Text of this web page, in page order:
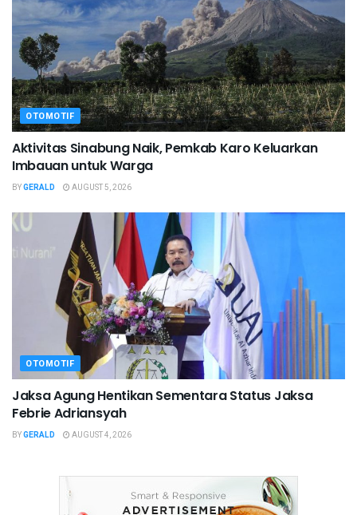
OTOMOTIF
Aktivitas Sinabung Naik, Pemkab Karo Keluarkan
Imbauan untuk Warga
BYGERALD AUGUST 5, 2026
OTOMOTIF
Jaksa Agung Hentikan Sementara Status Jaksa
Febrie Adriansyah
BYGERALD AUGUST 4, 2026